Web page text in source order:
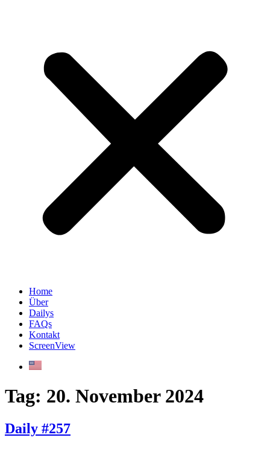
Home
Über
Dailys
FAQs
Kontakt
ScreenView
Tag: 20. November 2024
Daily #257